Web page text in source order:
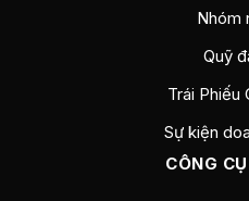
Nhóm
Quỹ
Trái Phiếu
Sự kiện
CÔNG